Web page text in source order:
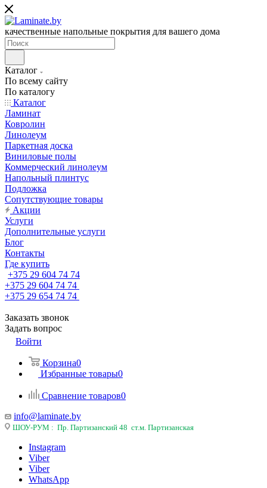
качественные напольные покрытия для вашего дома
Каталог
По всему сайту
По каталогу
Каталог
Ламинат
Ковролин
Линолеум
Паркетная доска
Виниловые полы
Коммерческий линолеум
Напольный плинтус
Подложка
Сопутствующие товары
Акции
Услуги
Дополнительные услуги
Блог
Контакты
Где купить
+375 29 604 74 74
+375 29 604 74 74
+375 29 654 74 74
Заказать звонок
Задать вопрос
Войти
Корзина0
Избранные товары0
Сравнение товаров0
info@laminate.by
ШОУ-РУМ : Пр. Партизанский 48 ст.м. Партизанская
Instagram
Viber
Viber
WhatsApp